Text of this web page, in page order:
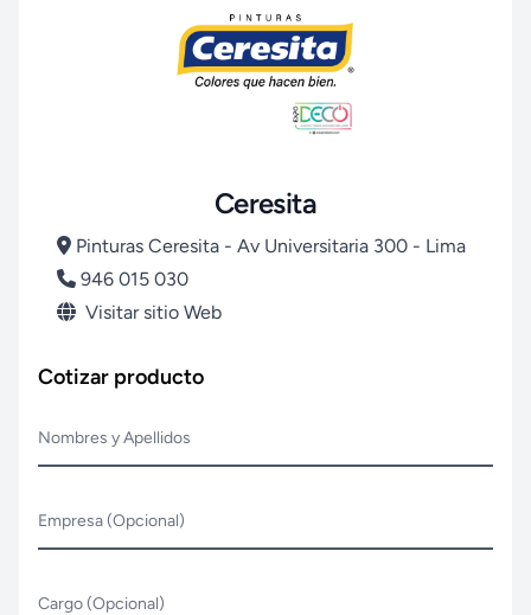
Ceresita
Pinturas Ceresita - Av Universitaria 300 - Lima
946 015 030
Visitar sitio Web
Cotizar producto
Nombres y Apellidos
Empresa (Opcional)
Cargo (Opcional)